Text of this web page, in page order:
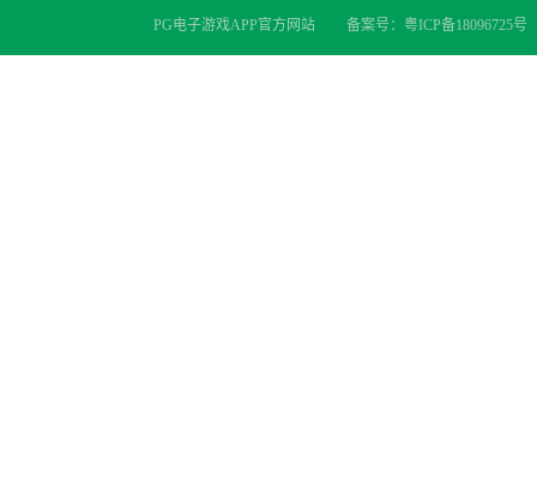
PG电子游戏APP官方网站 备案号： 粤ICP备18096725号